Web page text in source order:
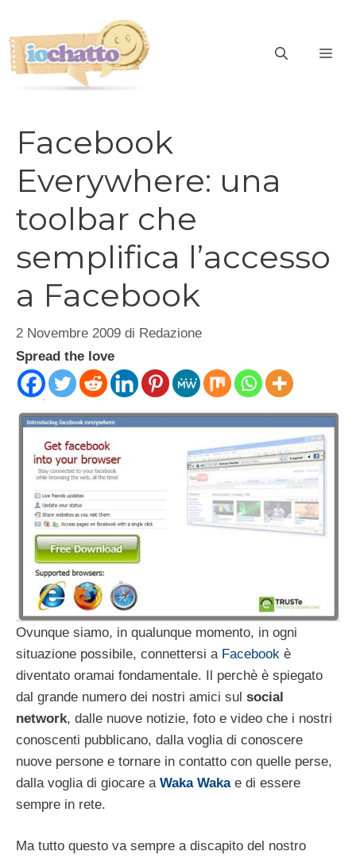
contenuto
Facebook
Everywhere: una
toolbar che
semplifica l’accesso
a Facebook
2 Novembre 2009 di Redazione
Spread the love
Ovunque siamo, in qualunque momento, in ogni
situazione possibile, connettersi a Facebook è
diventato oramai fondamentale. Il perchè è spiegato
dal grande numero dei nostri amici sul social
network, dalle nuove notizie, foto e video che i nostri
conoscenti pubblicano, dalla voglia di conoscere
nuove persone e tornare in contatto con quelle perse,
dalla voglia di giocare a Waka Wakae di essere
sempre in rete.
Ma tutto questo va sempre a discapito del nostro